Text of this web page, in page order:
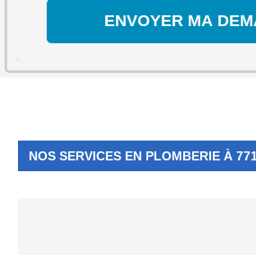
NOS SERVICES EN PLOMBERIE À